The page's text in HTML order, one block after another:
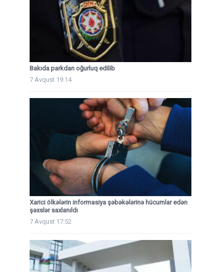
Bakıda parkdan oğurluq edilib
7 Avqust 19:14
Xarici ölkələrin informasiya şəbəkələrinə hücumlar edən
şəxslər saxlanıldı
7 Avqust 17:52